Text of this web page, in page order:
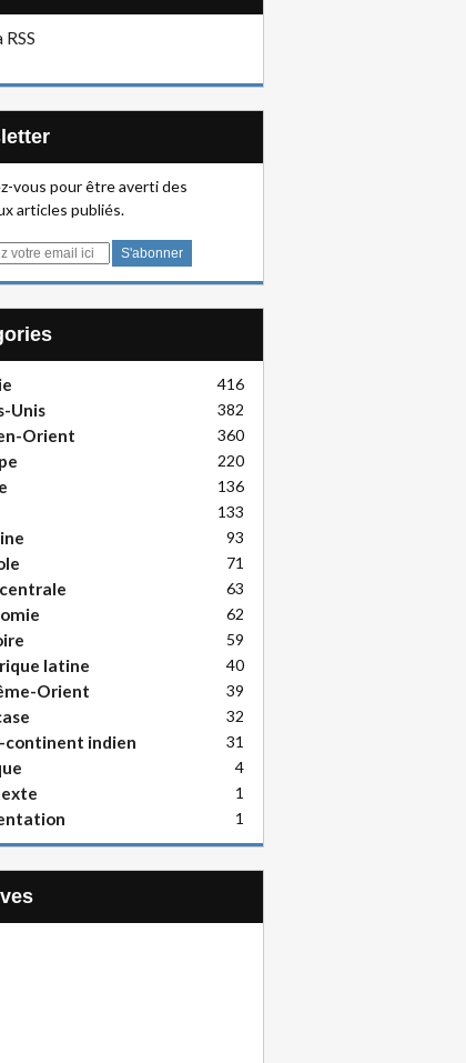
RSS
vous pour être averti des
articles publiés.
416
Unis 382
Orient 360
220
136
133
93
71
63
62
59
latine 40
Orient 39
32
continent indien 31
4
1
1